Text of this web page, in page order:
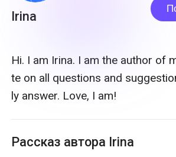
Irina
Hi. I am Irina. I am the author of
te on all questions and
ly answer. Love, I am!
Рассказ автора Irina